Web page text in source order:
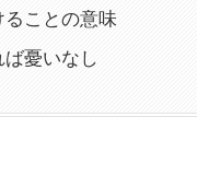
ことの意味
憂いなし